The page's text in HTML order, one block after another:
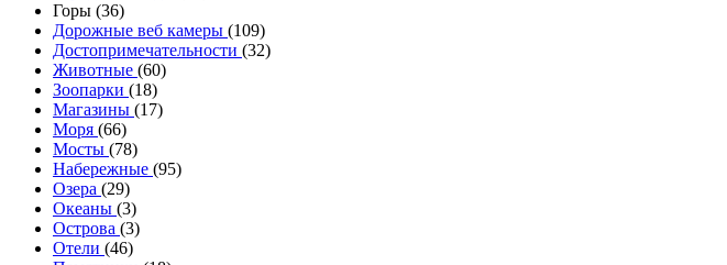
Горы (36)
Дорожные веб камеры (109)
Достопримечательности (32)
Животные (60)
Зоопарки (18)
Магазины (17)
Моря (66)
Мосты (78)
Набережные (95)
Озера (29)
Океаны (3)
Острова (3)
Отели (46)